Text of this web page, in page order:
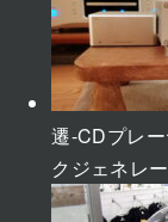
遷-CDプレ
クジェネレ